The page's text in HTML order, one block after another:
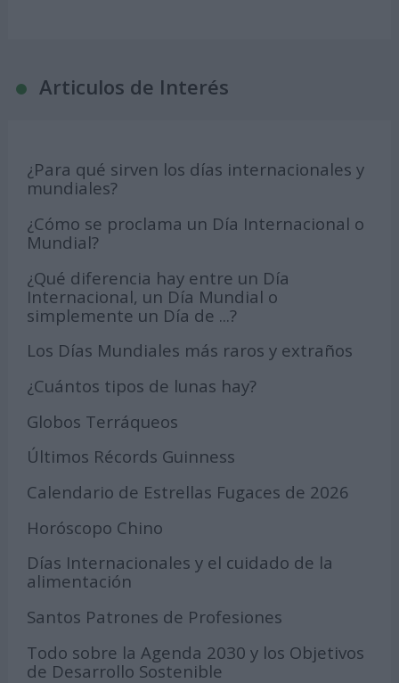
Articulos de Interés
¿Para qué sirven los días internacionales y
mundiales?
¿Cómo se proclama un Día Internacional o
Mundial?
¿Qué diferencia hay entre un Día
Internacional, un Día Mundial o
simplemente un Día de ...?
Los Días Mundiales más raros y extraños
¿Cuántos tipos de lunas hay?
Globos Terráqueos
Últimos Récords Guinness
Calendario de Estrellas Fugaces de 2026
Horóscopo Chino
Días Internacionales y el cuidado de la
alimentación
Santos Patrones de Profesiones
Todo sobre la Agenda 2030 y los Objetivos
de Desarrollo Sostenible